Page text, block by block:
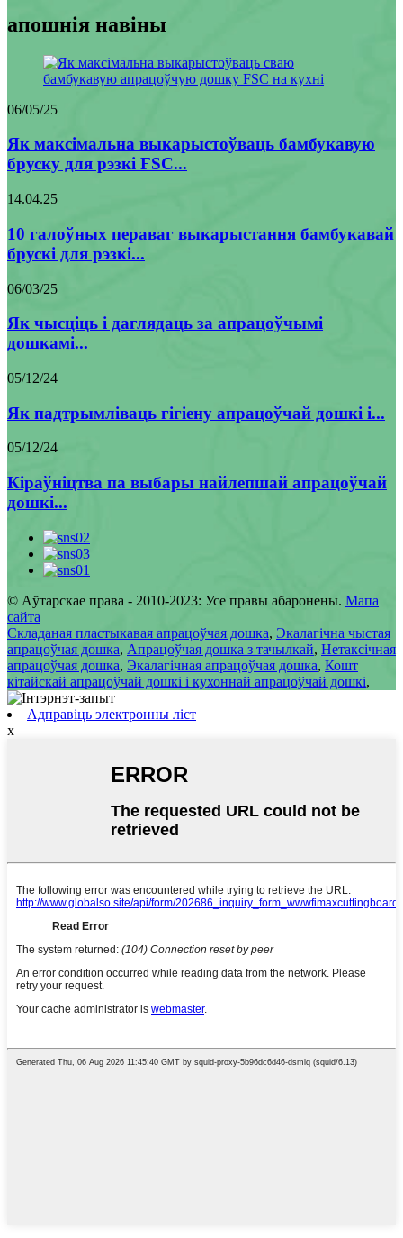
апошнія навіны
06/05/25
Як максімальна выкарыстоўваць бамбукавую
бруску для рэзкі FSC...
14.04.25
10 галоўных пераваг выкарыстання бамбукавай
брускі для рэзкі...
06/03/25
Як чысціць і даглядаць за апрацоўчымі
дошкамі...
05/12/24
Як падтрымліваць гігіену апрацоўчай дошкі і...
05/12/24
Кіраўніцтва па выбары найлепшай апрацоўчай
дошкі...
© Аўтарскае права - 2010-2023: Усе правы абаронены. Мапа
сайта
Складаная пластыкавая апрацоўчая дошка, Экалагічна чыстая
апрацоўчая дошка, Апрацоўчая дошка з тачылкай, Нетаксічная
апрацоўчая дошка, Экалагічная апрацоўчая дошка, Кошт
кітайскай апрацоўчай дошкі і кухоннай апрацоўчай дошкі,
Адправіць электронны ліст
x